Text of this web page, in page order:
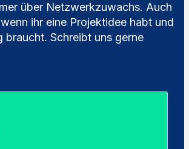
über Netzwerkzuwachs. Auch
ihr eine Projektidee habt und
braucht. Schreibt uns gerne